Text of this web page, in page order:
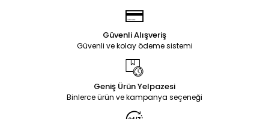
Güvenli Alışveriş
Güvenli ve kolay ödeme sistemi
Geniş Ürün Yelpazesi
Binlerce ürün ve kampanya seçeneği